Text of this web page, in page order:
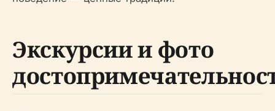
Экскурсии и фото